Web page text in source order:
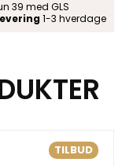
39 med GLS
1-3 hverdage
TILBUD